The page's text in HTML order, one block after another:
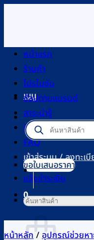
เนื้อหา
เมนู
Products
search
เข้าสู่ระบบ / ลงทะเ
0
ตะกร้าสินค้า
หน้าแรก
ร้านค้า
โปรโมชัน
ช้อปตามแบรนด์
สาระน่ารู้
ติดต่อเรา
FAQ
ขอใบเสนอราคา
แจ้งชำระเงิน
ค้นหา:
หน้าหลัก/อุปกรณ์ช่วยห